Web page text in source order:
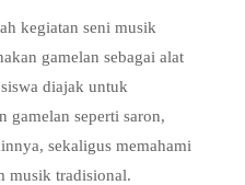
kegiatan seni musik
gamelan sebagai alat
diajak untuk
gamelan seperti saron,
sekaligus memahami
musik tradisional.